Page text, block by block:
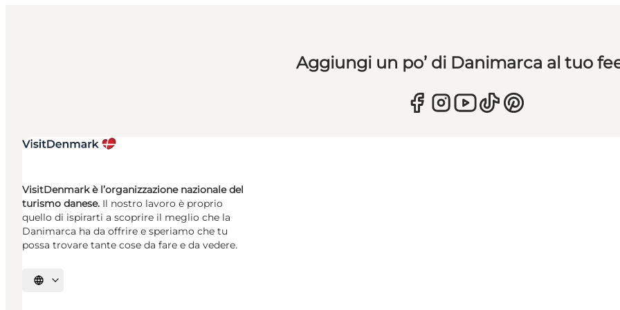
Aggiungi un po’ di Danimarca al tuo
VisitDenmark è l’organizzazione nazionale del
turismo danese. Il nostro lavoro è proprio
quello di ispirarti a scoprire il meglio che la
Danimarca ha da offrire e speriamo che tu
possa trovare tante cose da fare e da vedere.
Seleziona la lingua